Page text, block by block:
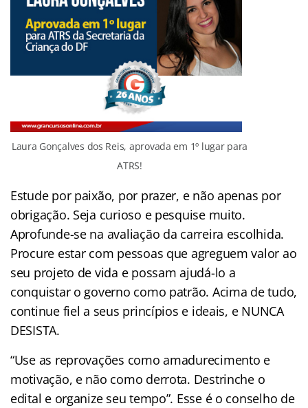
Laura Gonçalves dos Reis, aprovada em 1º lugar para
ATRS!
Estude por paixão, por prazer, e não apenas por
obrigação. Seja curioso e pesquise muito.
Aprofunde-se na avaliação da carreira escolhida.
Procure estar com pessoas que agreguem valor ao
seu projeto de vida e possam ajudá-lo a
conquistar o governo como patrão. Acima de tudo,
continue fiel a seus princípios e ideais, e NUNCA
DESISTA.
“Use as reprovações como amadurecimento e
motivação, e não como derrota. Destrinche o
edital e organize seu tempo”. Esse é o conselho de